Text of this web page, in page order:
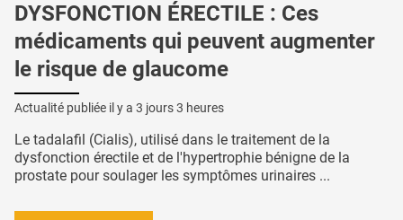
DYSFONCTION ÉRECTILE : Ces
médicaments qui peuvent augmenter
le risque de glaucome
Actualité publiée il y a 3 jours 3 heures
Le tadalafil (Cialis), utilisé dans le traitement de la
dysfonction érectile et de l'hypertrophie bénigne de la
prostate pour soulager les symptômes urinaires ...